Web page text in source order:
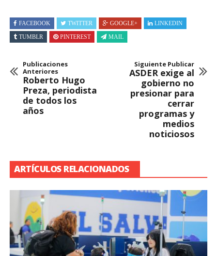
FACEBOOK TWITTER GOOGLE+
LINKEDIN
TUMBLR
PINTEREST MAIL
Publicaciones
Anteriores
Roberto Hugo
Preza, periodista
de todos los
años
Siguiente Publicar
ASDER exige al
gobierno no
presionar para
cerrar
programas y
medios
noticiosos
ARTÍCULOS RELACIONADOS